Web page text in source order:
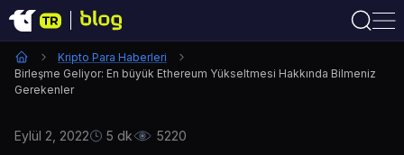
Kripto Para Haberleri
Birleşme Geliyor: En büyük Ethereum Yükseltmesi Hakkında Bilmeniz
Gerekenler
Eylül 2, 2022 5 dk 5220